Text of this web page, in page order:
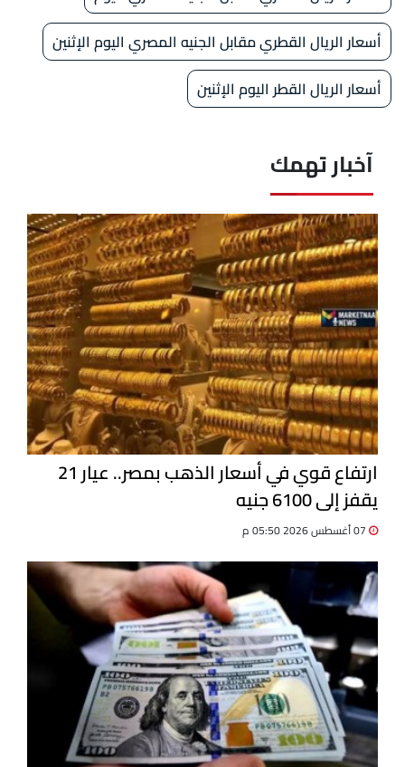
أسعار الريال القطري مقابل الجنيه المصري اليوم الإثنين
أسعار الريال القطر اليوم الإثنين
آخبار تهمك
ارتفاع قوي في أسعار الذهب بمصر.. عيار 21
يقفز إلى 6100 جنيه